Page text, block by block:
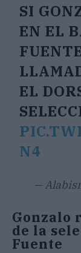
SI
EN EL
EL
N4
—
Gonzalo
de la
Fuente